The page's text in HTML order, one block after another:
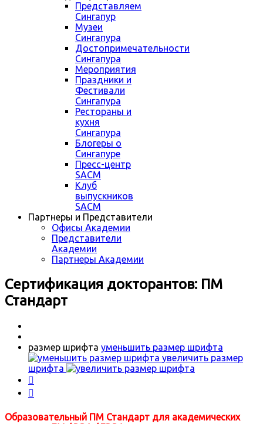
Представляем
Сингапур
Музеи
Сингапура
Достопримечательности
Сингапура
Мероприятия
Праздники и
Фестивали
Сингапура
Рестораны и
кухня
Сингапура
Блогеры о
Сингапуре
Пресс-центр
SACM
Клуб
выпускников
SACM
Партнеры и Представители
Офисы Академии
Представители
Академии
Партнеры Академии
Сертификация докторантов: ПМ
Стандарт
размер шрифта уменьшить размер шрифта
увеличить размер
шрифта


Образовательный ПМ Стандарт для академических